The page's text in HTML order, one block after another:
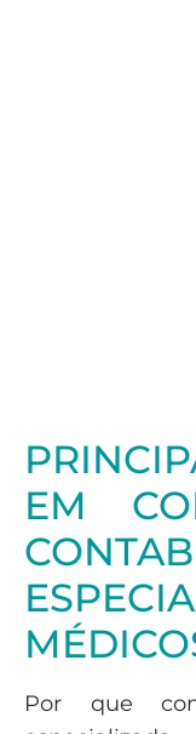
EM
Por que